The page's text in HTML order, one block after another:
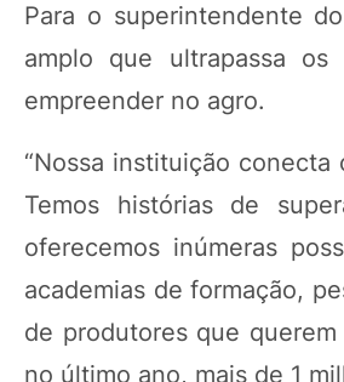
Para o superintendente
amplo que ultrapassa
empreender no agro.
“Nossa instituição
Temos histórias de
oferecemos inúmeras
academias de formação,
de produtores que
no último ano, mais de 1